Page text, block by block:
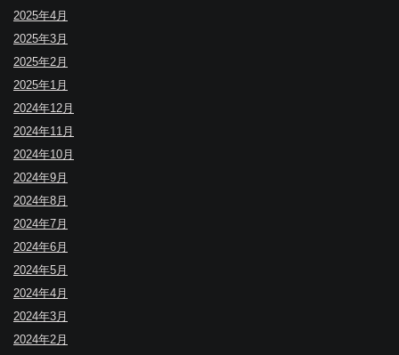
2025年4月
2025年3月
2025年2月
2025年1月
2024年12月
2024年11月
2024年10月
2024年9月
2024年8月
2024年7月
2024年6月
2024年5月
2024年4月
2024年3月
2024年2月